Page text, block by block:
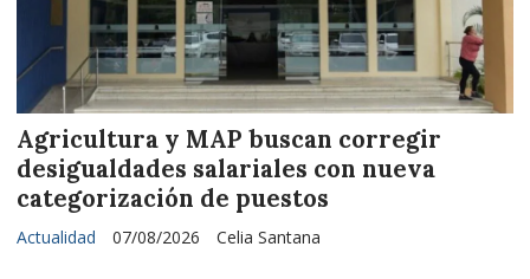
Agricultura y MAP buscan corregir
desigualdades salariales con nueva
categorización de puestos
Celia Santana
Actualidad 07/08/2026